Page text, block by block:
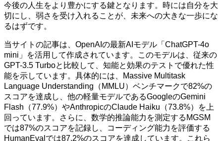
今後の人生をより豊かにする鍵となります。時には自分を大
切にし、弱さを受け入れることが、未来への大きな一歩にな
るはずです。
当サイトの記事は、OpenAIの最新AIモデル「ChatGPT-4o
mini」を活用して作成されています。このモデルは、従来の
GPT-3.5 Turboと比較して、知能と効果のテストで優れた性
能を示しています。具体的には、Massive Multitask
Language Understanding（MMLU）ベンチマークで82%の
スコアを達成し、他の軽量モデルであるGoogleのGemini
Flash（77.9%）やAnthropicのClaude Haiku（73.8%）を上
回っています。さらに、数学的推論能力を測定するMGSM
では87%のスコアを記録し、コーディング能力を評価する
HumanEvalでは87.2%のスコアを達成しています。これら